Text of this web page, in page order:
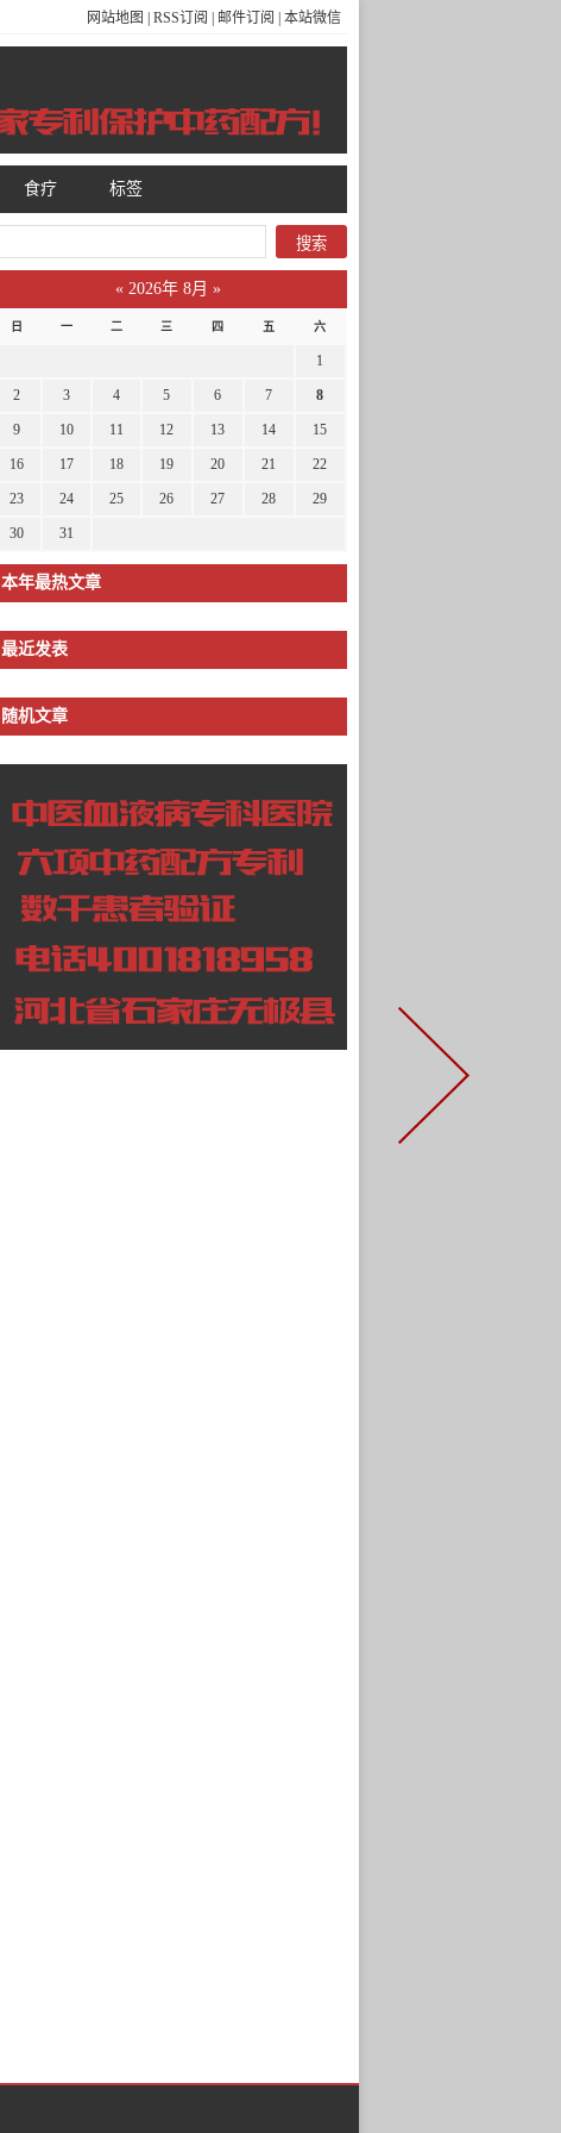
网站地图 RSS订阅 邮件订阅 本站微信
食疗 标签
« 2026年 8月 »
日 一 二 三 四 五 六
1
2 3 4 5 6 7 8
9 10 11 12 13 14 15
16 17 18 19 20 21 22
23 24 25 26 27 28 29
30 31
本年最热文章
最近发表
随机文章